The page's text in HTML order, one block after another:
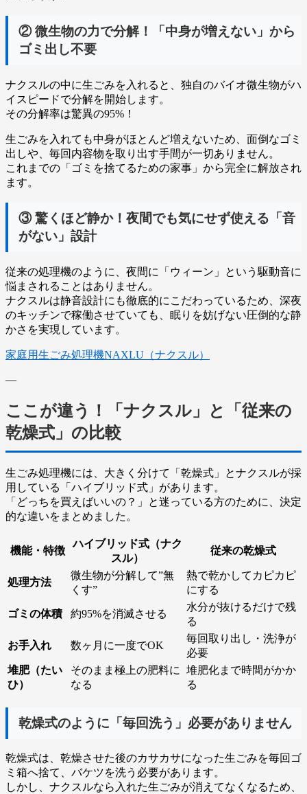
② 微生物の力で分解！「中身が増えない」から
ゴミ出し不要
ナクスルの中に生ごみを入れると、独自のバイオ微生物がハ
イスピードで分解を開始します。
その分解率は驚異の95%！
生ごみを入れても中身がほとんど増えないため、 面倒なゴミ
出しや、毎回内容物を取り出す手間が一切ありません。
これまでの「ゴミを捨てるための家事」から完全に解放され
ます。
③ 驚くほど静か！夜間でも気にせず使える「音
がない」設計
従来の処理機のように、夜間に「ウィーン」という駆動音に
悩まされることはありません。
ナクスルは静音設計にも徹底的にこだわっているため、深夜
のキッチンで稼働させていても、眠りを妨げない圧倒的な静
かさを実現しています。
家庭用生ごみ処理機NAXLU（ナクスル）
—
ここが違う！「ナクスル」と「従来の
乾燥式」の比較
生ごみ処理機には、大きく分けて「乾燥式」とナクスルが採
用している「ハイブリッド式」があります。
「どっちを買えばいいの？」と迷っている方のために、決定
的な違いをまとめました。
機能・特徴
ハイブリッド式（ナク
スル）
従来の乾燥式
処理方法
微生物が分解して”無
くす”
熱で乾かしてカピカピ
にする
ゴミの体積 約95%を消滅させる
水分が抜けるだけで残
る
お手入れ 数ヶ月に一度でOK
毎回取り出し・洗浄が
必要
堆肥（たい
ひ）
そのまま極上の肥料に
なる
堆肥化まで時間がかか
る
乾燥式のように「毎回洗う」必要がありません
乾燥式は、乾燥させた後のカサカサになった生ごみを毎回ゴ
ミ箱へ捨て、バケツを洗う必要があります。
しかし、ナクスルなら入れた生ごみが消えてなくなるため、